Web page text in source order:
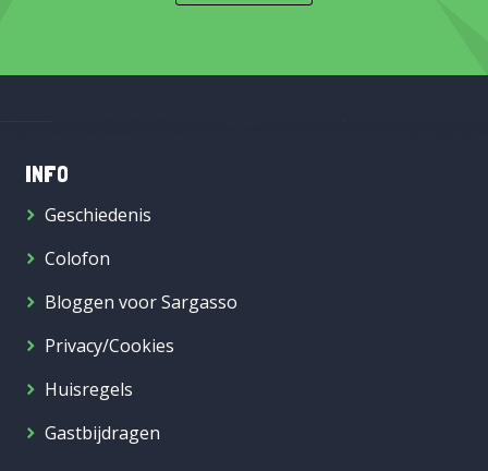
INFO
Geschiedenis
Colofon
Bloggen voor Sargasso
Privacy/Cookies
Huisregels
Gastbijdragen